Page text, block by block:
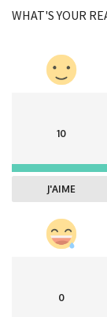
WHAT'S YOUR
10
J'AIME
0